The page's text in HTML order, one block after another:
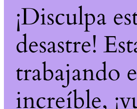
¡Disculpa
desastre!
trabajando
increíble,